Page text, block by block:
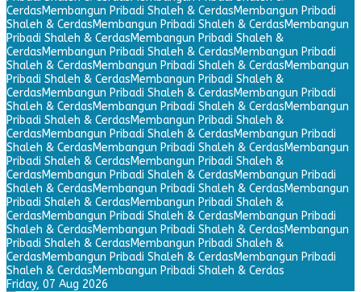
CerdasMembangun Pribadi Shaleh & CerdasMembangun Pribadi
Shaleh & CerdasMembangun Pribadi Shaleh & CerdasMembangun
Pribadi Shaleh & CerdasMembangun Pribadi Shaleh &
CerdasMembangun Pribadi Shaleh & CerdasMembangun Pribadi
Shaleh & CerdasMembangun Pribadi Shaleh & CerdasMembangun
Pribadi Shaleh & CerdasMembangun Pribadi Shaleh &
CerdasMembangun Pribadi Shaleh & CerdasMembangun Pribadi
Shaleh & CerdasMembangun Pribadi Shaleh & CerdasMembangun
Pribadi Shaleh & CerdasMembangun Pribadi Shaleh &
CerdasMembangun Pribadi Shaleh & CerdasMembangun Pribadi
Shaleh & CerdasMembangun Pribadi Shaleh & CerdasMembangun
Pribadi Shaleh & CerdasMembangun Pribadi Shaleh &
CerdasMembangun Pribadi Shaleh & CerdasMembangun Pribadi
Shaleh & CerdasMembangun Pribadi Shaleh & CerdasMembangun
Pribadi Shaleh & CerdasMembangun Pribadi Shaleh &
CerdasMembangun Pribadi Shaleh & CerdasMembangun Pribadi
Shaleh & CerdasMembangun Pribadi Shaleh & CerdasMembangun
Pribadi Shaleh & CerdasMembangun Pribadi Shaleh &
CerdasMembangun Pribadi Shaleh & CerdasMembangun Pribadi
Shaleh & CerdasMembangun Pribadi Shaleh & Cerdas
Friday, 07 Aug 2026